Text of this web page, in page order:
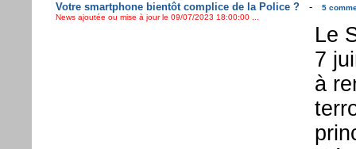
Votre smartphone bientôt complice de la Police ?-
5
News ajoutée ou mise à jour le 09/07/2023 18:00:00 ...
Le
7
à